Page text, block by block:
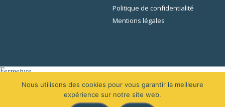
Politique de confidentialité
Mentions légales
Fermeture
L’École de la Librairie sera fermée du 1 au 16 août 2026 inclus. En
raison des congés, votre demande de devis sera traitée à partir du 31
Nous utilisons des cookies pour vous garantir la meilleure
expérience sur notre site web.